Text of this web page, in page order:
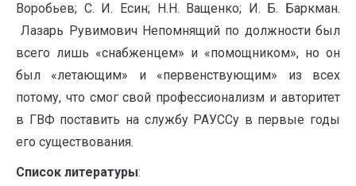
Воробьев; С. И. Есин; Н.Н. Ващенко; И. Б. Баркман.
Лазарь Рувимович Непомнящий по должности был
всего лишь «снабженцем» и «помощником», но он
был «летающим» и «первенствующим» из всех
потому, что смог свой профессионализм и авторитет
в ГВФ поставить на службу РАУССу в первые годы
его существования.
Список литературы: